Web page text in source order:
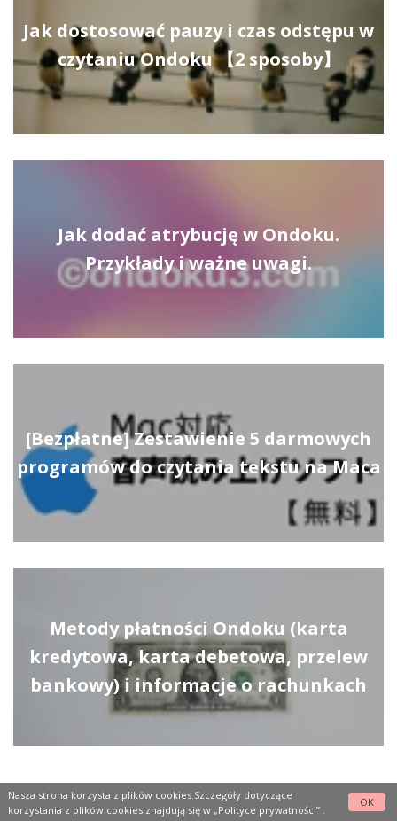
Jak dostosować pauzy i czas odstępu w
czytaniu Ondoku 【2 sposoby】
Jak dodać atrybucję w Ondoku.
Przykłady i ważne uwagi.
[Bezpłatne] Zestawienie 5 darmowych
programów do czytania tekstu na Maca
Metody płatności Ondoku (karta
kredytowa, karta debetowa, przelew
bankowy) i informacje o rachunkach
Nasza strona korzysta z plików cookies.Szczegóły dotyczące
korzystania z plików cookies znajdują się w „Polityce prywatności”.
OK